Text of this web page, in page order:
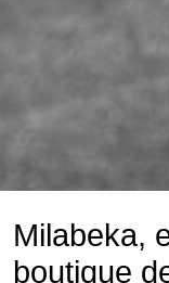
Milabeka,
boutique